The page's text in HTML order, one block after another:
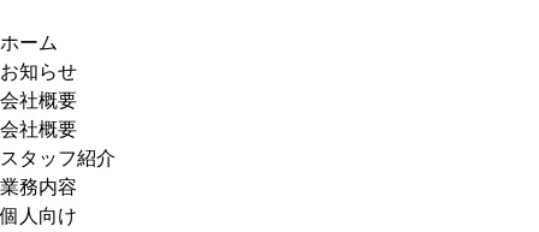
ホーム
お知らせ
会社概要
会社概要
スタッフ紹介
業務内容
個人向け